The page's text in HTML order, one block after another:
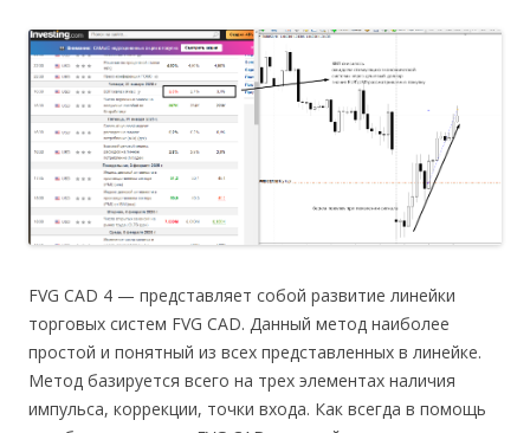
FVG CAD 4 — представляет собой развитие линейки
торговых систем FVG CAD. Данный метод наиболее
простой и понятный из всех представленных в линейке.
Метод базируется всего на трех элементах наличия
импульса, коррекции, точки входа. Как всегда в помощь